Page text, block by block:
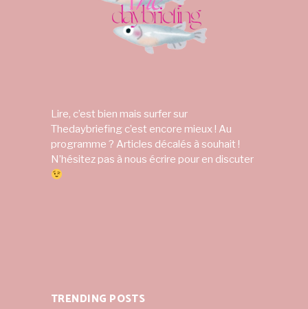
Lire, c’est bien mais surfer sur
Thedaybriefing c’est encore mieux ! Au
programme ? Articles décalés à souhait !
N’hésitez pas à nous écrire pour en discuter
TRENDING POSTS